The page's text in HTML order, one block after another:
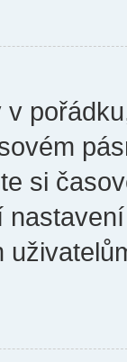
si